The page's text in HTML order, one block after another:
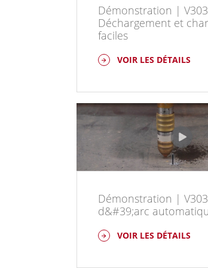
Démonstration |
Déchargement et
faciles
VOIR LES DÉTAILS
Démonstration |
d&#39;arc
VOIR LES DÉTAILS